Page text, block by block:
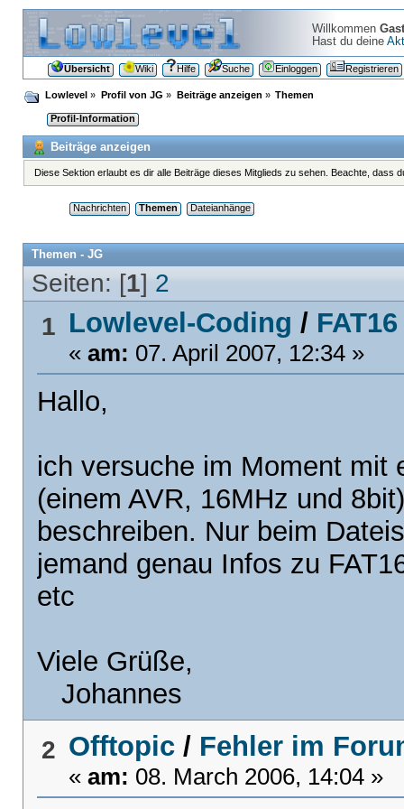
Willkommen Gast
Hast du deine
Übersicht Wiki Hilfe Suche Einloggen Registrieren
Lowlevel » Profil von JG » Beiträge anzeigen » Themen
Profil-Information
Beiträge anzeigen
Diese Sektion erlaubt es dir alle Beiträge dieses Mitglieds zu sehen. Beachte,
Nachrichten Themen Dateianhänge
Themen - JG
Seiten: [1] 2
1 Lowlevel-Coding / FAT16
«am: 07. April 2007, 12:34 »
Hallo,
ich versuche im Moment mit
(einem AVR, 16MHz und
beschreiben. Nur beim
jemand genau Infos zu
etc
Viele Grüße,
Johannes
2 Offtopic / Fehler im
«am: 08. March 2006, 14:04 »